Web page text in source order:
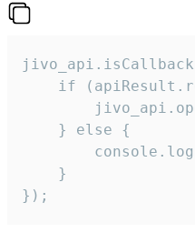
if
    } else {
    }
});